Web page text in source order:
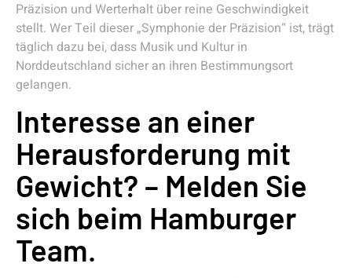
Präzision und Werterhalt über reine Geschwindigkeit
stellt. Wer Teil dieser „Symphonie der Präzision“ ist, trägt
täglich dazu bei, dass Musik und Kultur in
Norddeutschland sicher an ihren Bestimmungsort
gelangen.
Interesse an einer
Herausforderung mit
Gewicht? – Melden Sie
sich beim Hamburger
Team.